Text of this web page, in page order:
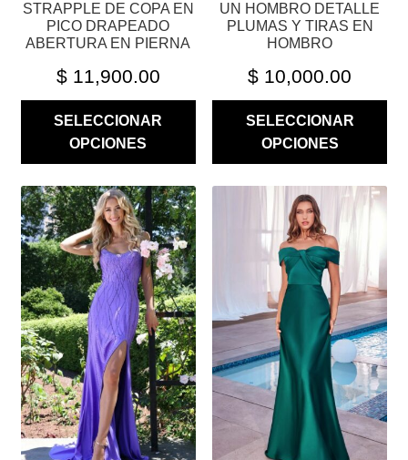
STRAPPLE DE COPA EN
PICO DRAPEADO
ABERTURA EN PIERNA
$11,900.00
SELECCIONAR
OPCIONES
PRODUCTO
UN HOMBRO DETALLE
PLUMAS Y TIRAS EN
HOMBRO
$ 10,000.00
SELECCIONAR
OPCIONES
PRODUCTO
ESTE
PRODUCTO
TIENE
MÚLTIPLES
VARIANTES.
LAS
OPCIONES
SE
PUEDEN
ELEGIR
EN
LA
PRODUCTO
MÚLTIPLES
VARIANTES.
LAS
OPCIONES
SE
PUEDEN
ELEGIR
EN